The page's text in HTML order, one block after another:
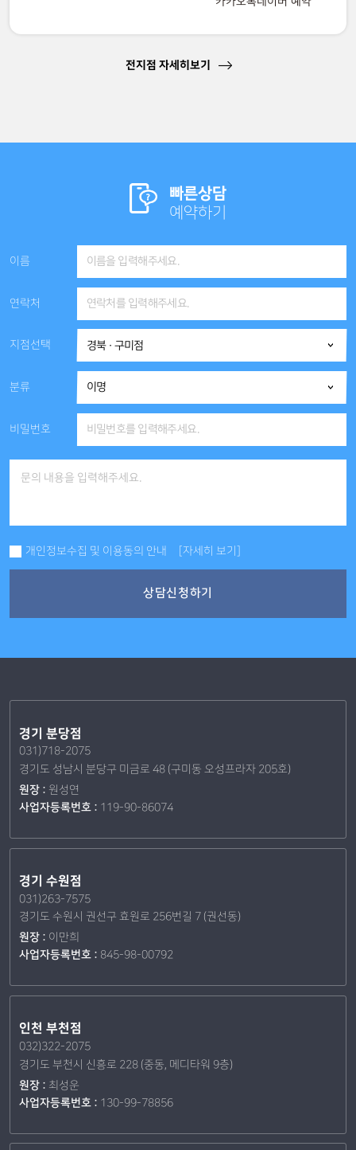
전지점 자세히보기
빠른상담
예약하기
이름
연락처
지점선택
분류
비밀번호
개인정보수집 및 이용동의 안내 [자세히 보기]
상담신청하기
경기 분당점
031)718-2075
경기도 성남시 분당구 미금로 48 (구미동 오성프라자 205호)
원장 : 원성연
사업자등록번호 : 119-90-86074
경기 수원점
031)263-7575
경기도 수원시 권선구 효원로 256번길 7 (권선동)
원장 : 이만희
사업자등록번호 : 845-98-00792
인천 부천점
032)322-2075
경기도 부천시 신흥로 228 (중동, 메디타워 9층)
원장 : 최성운
사업자등록번호 : 130-99-78856